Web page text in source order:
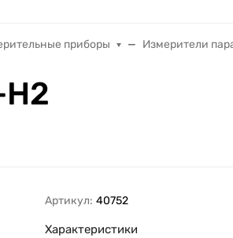
приборы Измерители
Артикул: 40752
Характеристики